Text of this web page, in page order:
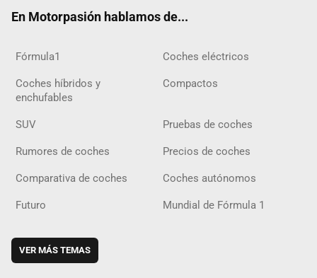
En Motorpasión hablamos de...
Fórmula1 Coches eléctricos
Coches híbridos y
enchufables
Compactos
SUV Pruebas de coches
Rumores de coches Precios de coches
Comparativa de coches Coches autónomos
Futuro Mundial de Fórmula 1
VER MÁS TEMAS